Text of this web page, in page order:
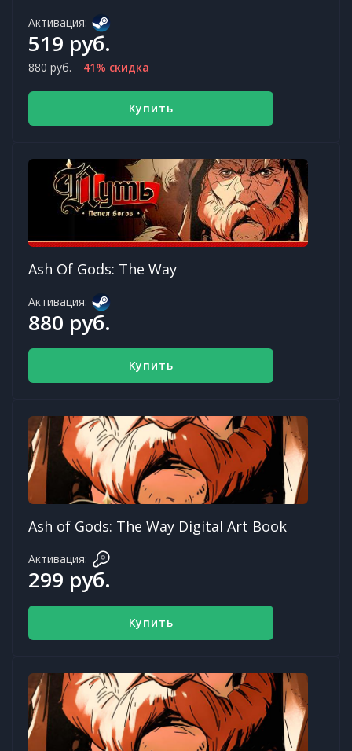
Активация:
519 руб.
880 руб. 41% скидка
Купить
Ash Of Gods: The Way
Активация:
880 руб.
Купить
Ash of Gods: The Way Digital Art Book
Активация:
299 руб.
Купить